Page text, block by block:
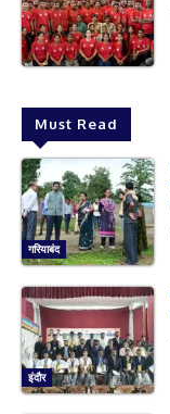
Must Read
गरियाबंद
इंदौर